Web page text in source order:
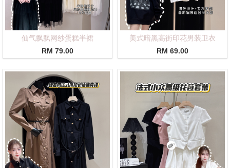
仙气飘飘网纱蛋糕半裙
RM 79.00
美式暗黑高街印花男装卫衣
RM 69.00